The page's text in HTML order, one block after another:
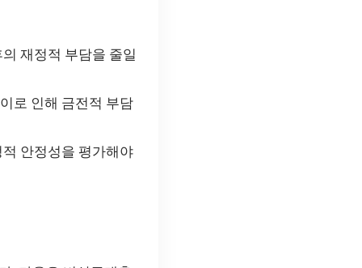
재정적 부담을 줄일
로 인해 금전적 부담
안정성을 평가해야